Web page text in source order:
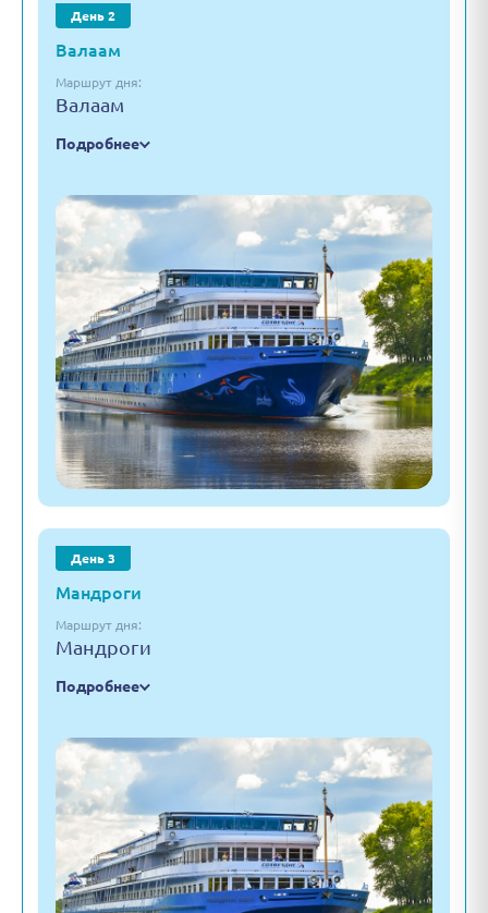
День 2
Валаам
Маршрут дня:
Валаам
Подробнее
День 3
Мандроги
Маршрут дня:
Мандроги
Подробнее